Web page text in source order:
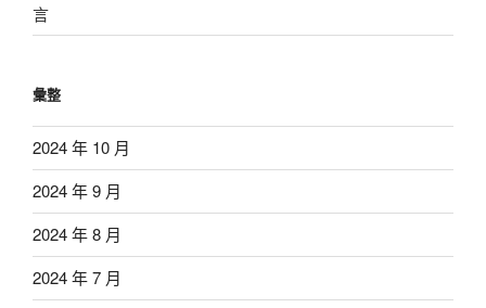
言
彙整
2024 年 10 月
2024 年 9 月
2024 年 8 月
2024 年 7 月